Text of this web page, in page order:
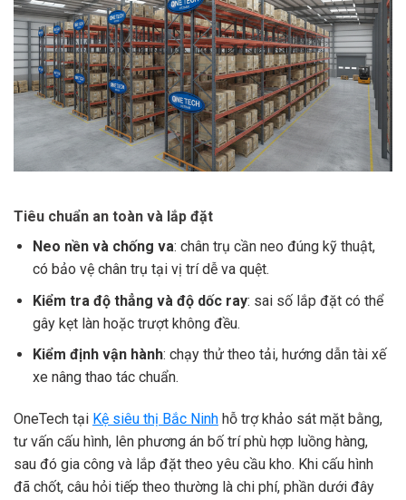
Tiêu chuẩn an toàn và lắp đặt
Neo nền và chống va: chân trụ cần neo đúng kỹ thuật,
có bảo vệ chân trụ tại vị trí dễ va quệt.
Kiểm tra độ thẳng và độ dốc ray: sai số lắp đặt có thể
gây kẹt làn hoặc trượt không đều.
Kiểm định vận hành: chạy thử theo tải, hướng dẫn tài xế
xe nâng thao tác chuẩn.
OneTech tại Kệ siêu thị Bắc Ninh hỗ trợ khảo sát mặt bằng,
tư vấn cấu hình, lên phương án bố trí phù hợp luồng hàng,
sau đó gia công và lắp đặt theo yêu cầu kho. Khi cấu hình
đã chốt, câu hỏi tiếp theo thường là chi phí, phần dưới đây